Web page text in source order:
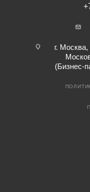
г.
(Бизнес-